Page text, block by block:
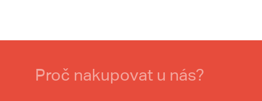
Proč nakupovat u nás?